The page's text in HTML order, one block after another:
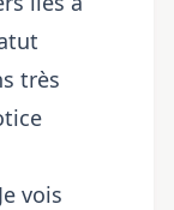
très
vois